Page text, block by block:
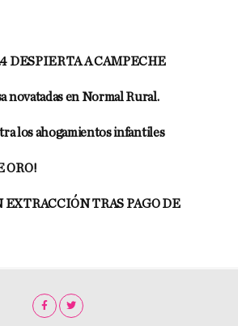
DESPIERTA A CAMPECHE
novatadas en Normal Rural.
los ahogamientos infantiles
ORO!
EXTRACCIÓN TRAS PAGO DE